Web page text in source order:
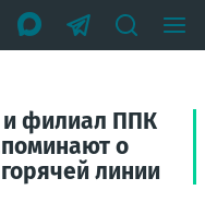
и филиал ППК
о
линии